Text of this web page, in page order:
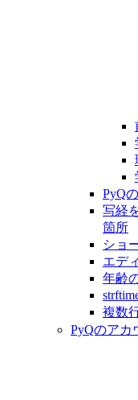
PyQ
写経
箇所
ショ
エデ
年齢
複数
PyQのアカ